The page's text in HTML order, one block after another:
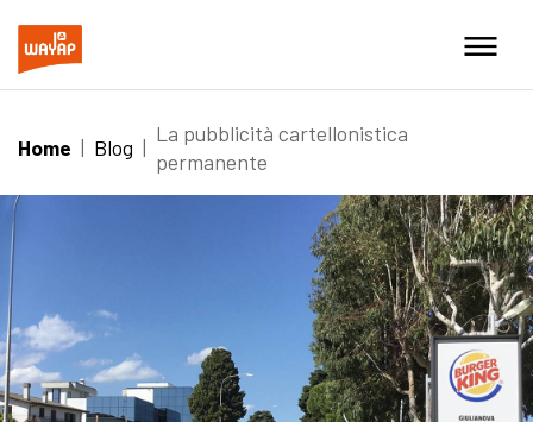
Home | Blog |
La pubblicità cartellonistica
permanente